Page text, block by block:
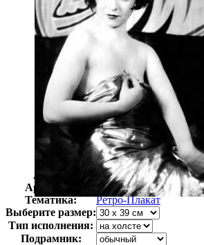
Автор:
Неизвестно
Арт-стиль
Ретро-Плакат
Тематика:
Ретро-Плакат
Выберите размер:
Тип исполнения:
Подрамник: